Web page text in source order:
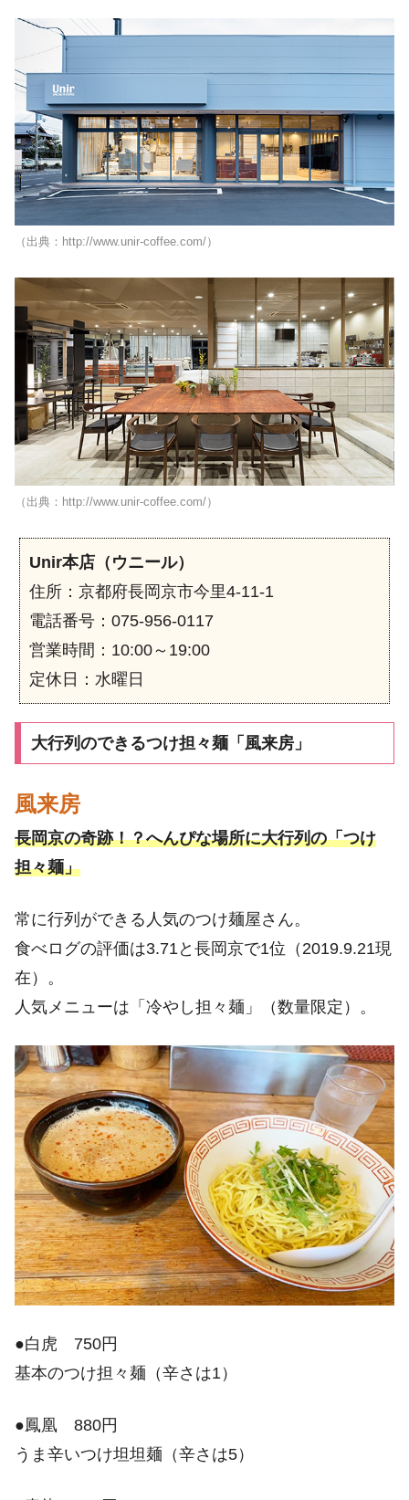
（出典：http://www.unir-coffee.com/）
（出典：http://www.unir-coffee.com/）
Unir本店（ウニール）
住所：京都府長岡京市今里4-11-1
電話番号：075-956-0117
営業時間：10:00～19:00
定休日：水曜日
大行列のできるつけ担々麺「風来房」
風来房
長岡京の奇跡！？へんぴな場所に大行列の「つけ
担々麺」
常に行列ができる人気のつけ麺屋さん。
食べログの評価は3.71と長岡京で1位（2019.9.21現
在）。
人気メニューは「冷やし担々麺」（数量限定）。
●白虎 750円
基本のつけ担々麺（辛さは1）
●鳳凰 880円
うま辛いつけ坦坦麺（辛さは5）